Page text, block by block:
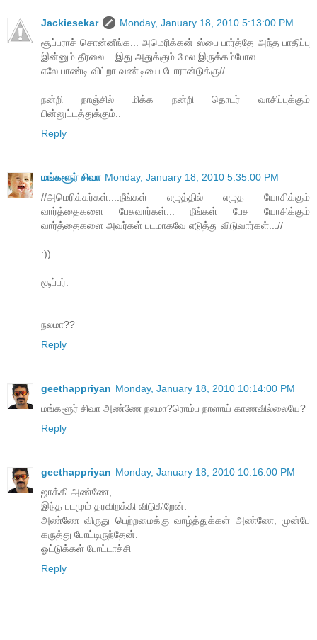
Jackiesekar
Monday, January 18, 2010 5:13:00 PM
சூப்பராச் சொன்னீங்க... அமெரிக்கன் ஸ்பை பார்த்தே அந்த பாதிப்பு
இன்னும் தீரலை... இது அதுக்கும் மேல இருக்கம்போல...
எலே பாண்டி விட்றா வண்டியை டோரான்டுக்கு//
நன்றி நாஞ்சில் மிக்க நன்றி தொடர் வாசிப்புக்கும்
பின்னுட்டத்துக்கும்..
Reply
மங்களூர் சிவா Monday, January 18, 2010 5:35:00 PM
//அமெரிக்கர்கள்....நீங்கள் எழுத்தில் எழுத யோசிக்கும்
வார்த்தைகளை பேசுவார்கள்... நீங்கள் பேச யோசிக்கும்
வார்த்தைகளை அவர்கள் படமாகவே எடுத்து விடுவார்கள்...//
:))
சூப்பர்.
நலமா??
Reply
geethappriyan Monday, January 18, 2010 10:14:00 PM
மங்களூர் சிவா அண்ணே நலமா?ரொம்ப நாளாய் காணவில்லையே?
Reply
geethappriyan Monday, January 18, 2010 10:16:00 PM
ஜாக்கி அண்ணே,
இந்த படமும் தரவிறக்கி விடுகிறேன்.
அண்ணே விருது பெற்றமைக்கு வாழ்த்துக்கள் அண்ணே, முன்பே
கருத்து போட்டிருந்தேன்.
ஓட்டுக்கள் போட்டாச்சி
Reply